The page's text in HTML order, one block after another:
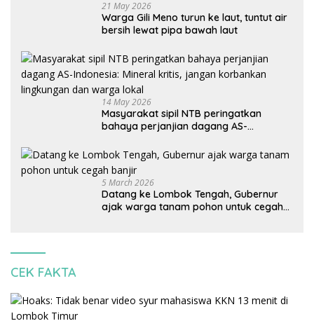
21 May 2026
Warga Gili Meno turun ke laut, tuntut air
bersih lewat pipa bawah laut
14 May 2026
Masyarakat sipil NTB peringatkan
bahaya perjanjian dagang AS-
korbankan lingkungan dan warga lokal
5 March 2026
Datang ke Lombok Tengah, Gubernur
ajak warga tanam pohon untuk cegah
CEK FAKTA